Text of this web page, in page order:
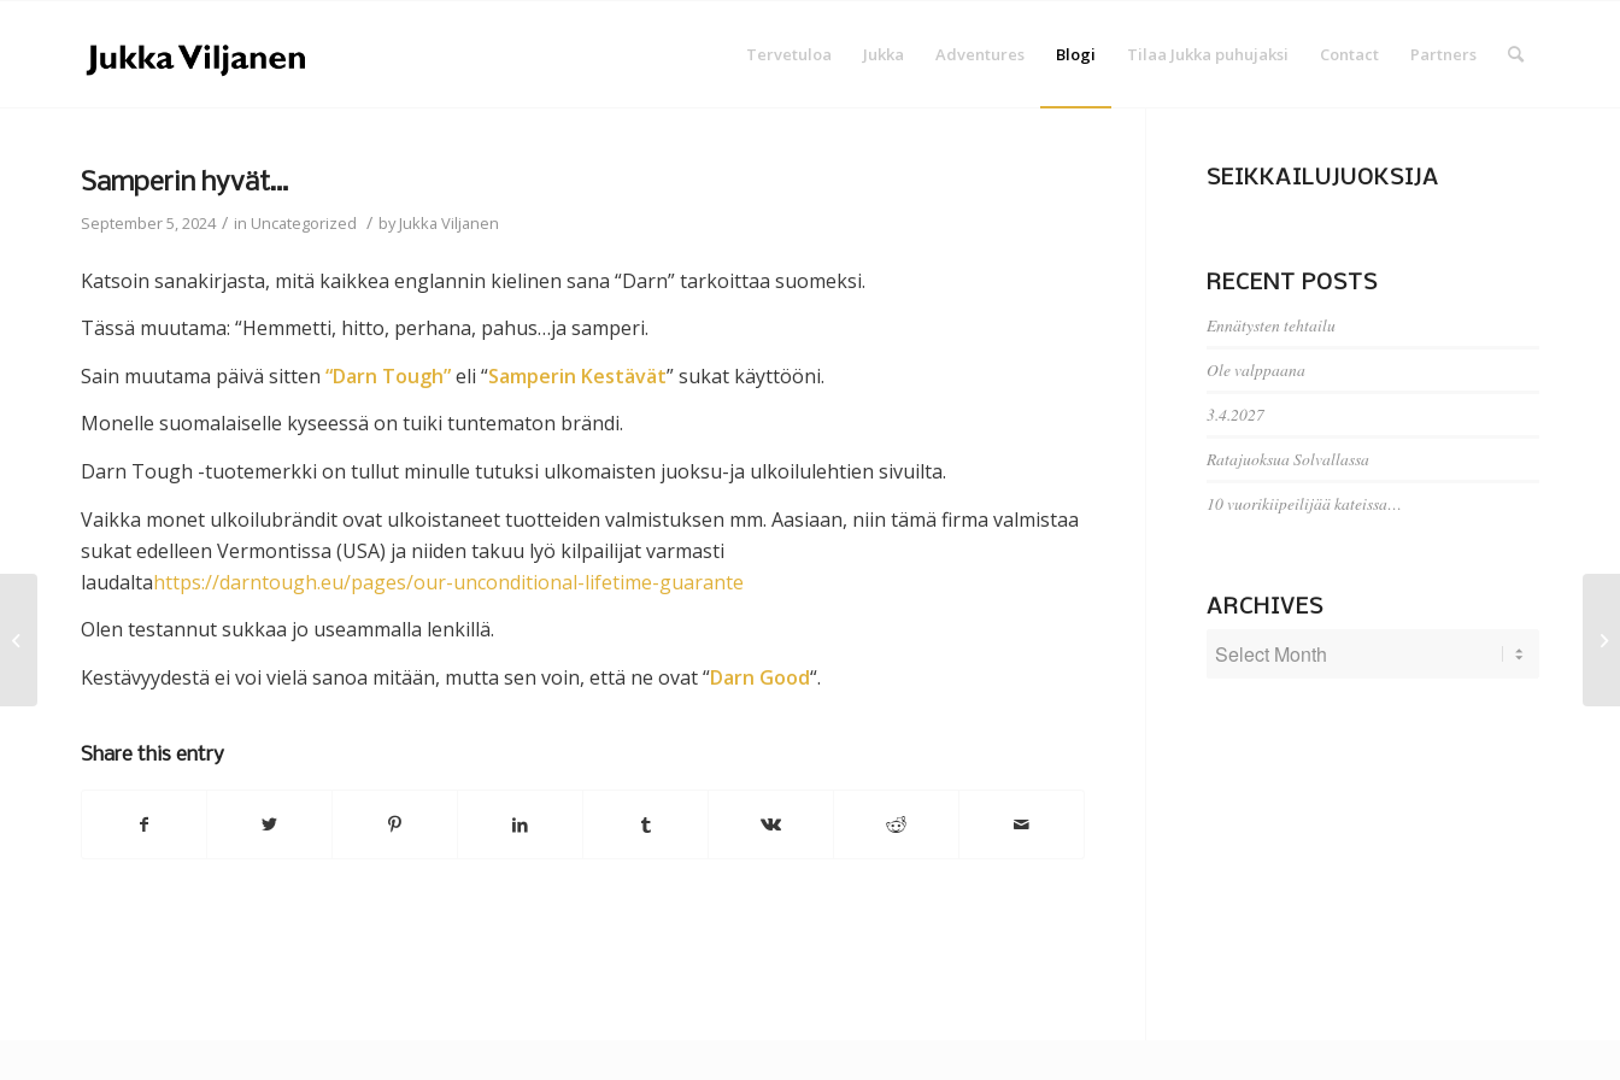
Tervetuloa Jukka Adventures Blogi Tilaa Jukka puhujaksi Contact Partners
Samperin hyvät…
September 5, 2024 / in Uncategorized / byJukka Viljanen
Katsoin sanakirjasta, mitä kaikkea englannin kielinen sana “Darn” tarkoittaa suomeksi.
Tässä muutama: “Hemmetti, hitto, perhana, pahus…ja samperi.
Sain muutama päivä sitten “Darn Tough”eli “Samperin Kestävät” sukat käyttööni.
Monelle suomalaiselle kyseessä on tuiki tuntematon brändi.
Darn Tough -tuotemerkki on tullut minulle tutuksi ulkomaisten juoksu-ja ulkoilulehtien sivuilta.
Vaikka monet ulkoilubrändit ovat ulkoistaneet tuotteiden valmistuksen mm. Aasiaan, niin tämä firma valmistaa
sukat edelleen Vermontissa (USA) ja niiden takuu lyö kilpailijat varmasti
laudaltahttps://darntough.eu/pages/our-unconditional-lifetime-guarante
Olen testannut sukkaa jo useammalla lenkillä.
Kestävyydestä ei voi vielä sanoa mitään, mutta sen voin, että ne ovat “Darn Good“.
Share this entry
SEIKKAILUJUOKSIJA
RECENT POSTS
Ennätysten tehtailu
Ole valppaana
3.4.2027
Ratajuoksua Solvallassa
10 vuorikiipeilijää kateissa…
ARCHIVES
Putki päällä…